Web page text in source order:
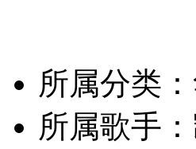
所属分类
所属歌手